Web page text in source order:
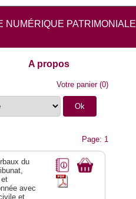
NUMÉRIQUE PATRIMONIALE
A propos
Votre panier(0)
Page: 1
du
avec
et